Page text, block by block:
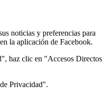
noticias y preferencias para
la aplicación de Facebook.
haz clic en "Accesos Directos
Privacidad".